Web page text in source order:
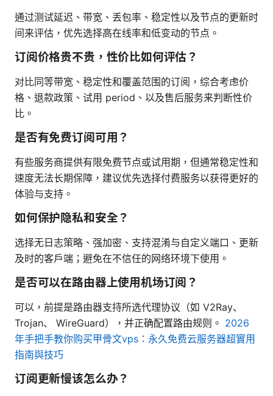
通过测试延迟、带宽、丢包率、稳定性以及节点的更新时
间来评估，优先选择高在线率和低变动的节点。
订阅价格贵不贵，性价比如何评估？
对比同等带宽、稳定性和覆盖范围的订阅，综合考虑价
格、退款政策、试用 period、以及售后服务来判断性价
比。
是否有免费订阅可用？
有些服务商提供有限免费节点或试用期，但通常稳定性和
速度无法长期保障，建议优先选择付费服务以获得更好的
体验与支持。
如何保护隐私和安全？
选择无日志策略、强加密、支持混淆与自定义端口、更新
及时的客户端；避免在不信任的网络环境下使用。
是否可以在路由器上使用机场订阅？
可以，前提是路由器支持所选代理协议（如 V2Ray、
Trojan、 WireGuard），并正确配置路由规则。 2026
年手把手教你购买甲骨文vps：永久免费云服务器超實用
指南與技巧
订阅更新慢该怎么办？